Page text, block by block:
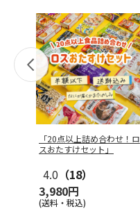
「20点以上詰め合わせ！ロ
スおたすけセット」
4.0 （18）
3,980円
(送料・税込)